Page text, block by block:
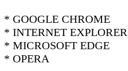
* GOOGLE CHROME
* INTERNET EXPLORER
* MICROSOFT EDGE
* OPERA